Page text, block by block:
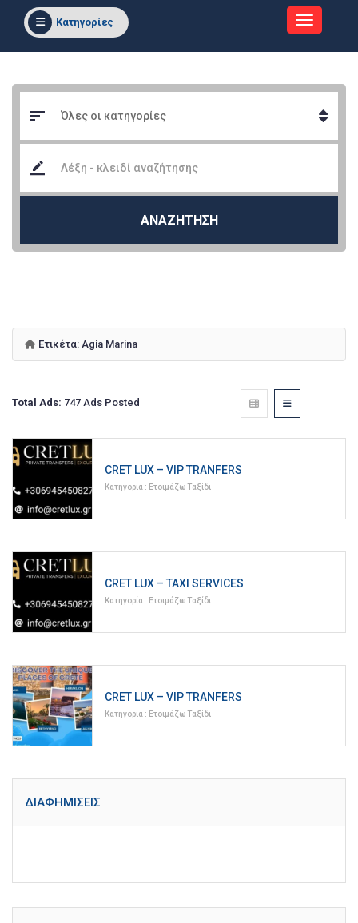
Κατηγορίες
ΑΝΑΖΗΤΗΣΗ
Ετικέτα: Agia Marina
Total Ads: 747 Ads Posted
CRET LUX – VIP TRANFERS
Κατηγορία : Ετοιμάζω Ταξίδι
CRET LUX – TAXI SERVICES
Κατηγορία : Ετοιμάζω Ταξίδι
CRET LUX – VIP TRANFERS
Κατηγορία : Ετοιμάζω Ταξίδι
ΔΙΑΦΗΜΊΣΕΙΣ